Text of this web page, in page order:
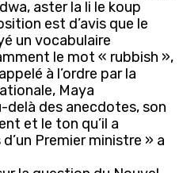
aster la li le koup
est d’avis que le
un vocabulaire
le mot « rubbish »,
à l’ordre par la
Maya
delà des anecdotes, son
et le ton qu’il a
Premier ministre » a